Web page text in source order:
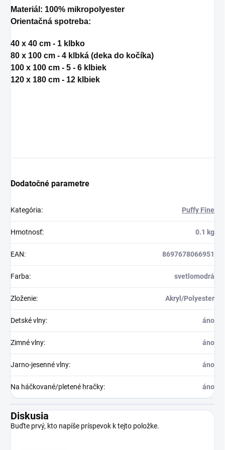
Materiál : 100% mikropolyester
Orientačná spotreba:
40 x 40 cm - 1 klbko
80 x 100 cm - 4 klbká (deka do kočíka)
100 x 100 cm - 5 - 6 klbiek
120 x 180 cm - 12 klbiek
Dodatočné parametre
Kategória: Puffy Fine
Hmotnosť: 0.1 kg
EAN: 8697678066951
Farba: svetlomodrá
Zloženie: Akryl/Polyester
Detské vlny: áno
Zimné vlny: áno
Jarno-jesenné vlny: áno
Na háčkované/pletené hračky: áno
Diskusia
Buďte prvý, kto napíše príspevok k tejto položke.